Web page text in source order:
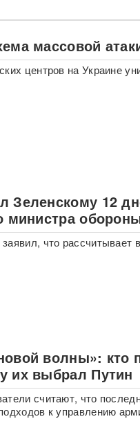
массовой
центров на Украине
Зеленскому 12
министра
что рассчитывает
волны»:
их выбрал Путин
считают, что
к управлению